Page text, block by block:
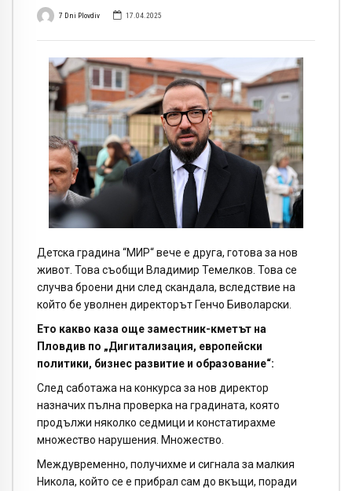
7 Dni Plovdiv 17.04.2025
Детска градина “МИР“ вече е друга, готова за нов
живот. Това съобщи Владимир Темелков. Това се
случва броени дни след скандала, вследствие на
който бе уволнен директорът Генчо Биволарски.
Ето какво каза още заместник-кметът на
Пловдив по „Дигитализация, европейски
политики, бизнес развитие и образование“:
След саботажа на конкурса за нов директор
назначих пълна проверка на градината, която
продължи няколко седмици и констатирахме
множество нарушения. Множество.
Междувременно, получихме и сигнала за малкия
Никола, който се е прибрал сам до вкъщи, поради